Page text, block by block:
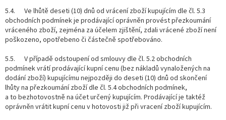
5.4. Ve lhůtě deseti (10) dnů od vrácení zboží kupujícím dle čl. 5.3
obchodních podmínek je prodávající oprávněn provést přezkoumání
vráceného zboží, zejména za účelem zjištění, zdali vrácené zboží není
poškozeno, opotřebeno či částečně spotřebováno.
5.5. V případě odstoupení od smlouvy dle čl. 5.2 obchodních
podmínek vrátí prodávající kupní cenu (bez nákladů vynaložených na
dodání zboží) kupujícímu nejpozději do deseti (10) dnů od skončení
lhůty na přezkoumání zboží dle čl. 5.4 obchodních podmínek,
a to bezhotovostně na účet určený kupujícím. Prodávající je taktéž
oprávněn vrátit kupní cenu v hotovosti již při vracení zboží kupujícím.